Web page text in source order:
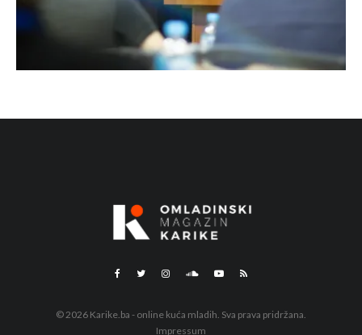
© 2026 Karike.ba - online kuća mladih. Sva prava pridržana.
Impressum